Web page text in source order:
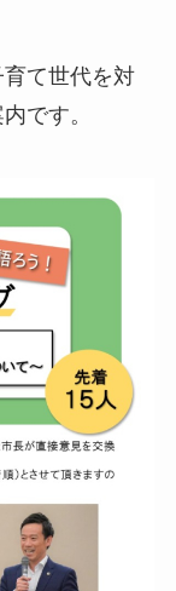
て世代を対
です。